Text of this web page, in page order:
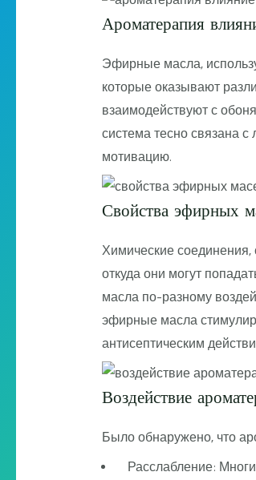
Ароматерапия
Эфирные масла,
которые оказывают
взаимодействуют с
система тесно связана
мотивацию.
Свойства эфирных
Химические
откуда они могут
масла по-разному
эфирные масла
антисептическим
Воздействие
Было обнаружено, что
Расслабление: